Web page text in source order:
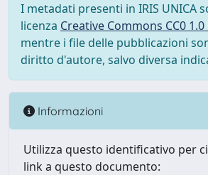
I metadati presenti in IRIS UNICA
licenza Creative Commons CC0
mentre i file delle pubblicazioni
diritto d'autore, salvo diversa
Informazioni
Utilizza questo identificativo per
link a questo documento: